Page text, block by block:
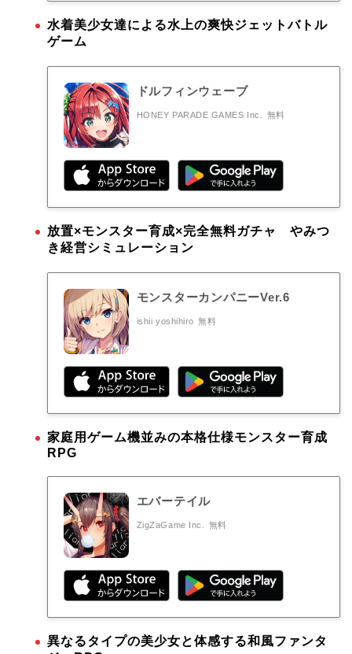
水着美少女達による水上の爽快ジェットバトル
ゲーム
ドルフィンウェーブ
HONEY PARADE GAMES Inc. 無料
放置×モンスター育成×完全無料ガチャ やみつ
き経営シミュレーション
モンスターカンパニーVer.6
ishii yoshihiro 無料
家庭用ゲーム機並みの本格仕様モンスター育成
RPG
エバーテイル
ZigZaGame Inc. 無料
異なるタイプの美少女と体感する和風ファンタ